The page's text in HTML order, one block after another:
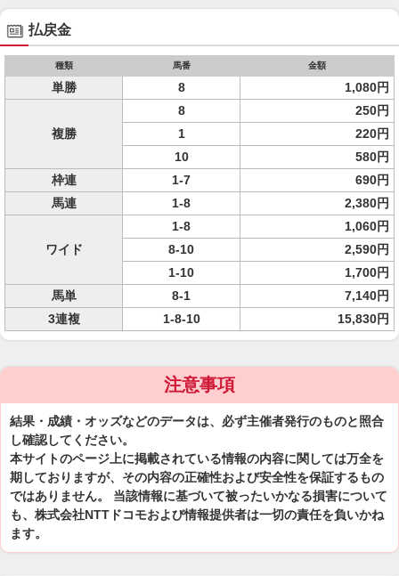
払戻金
種類 馬番 金額
単勝 8 1,080円
複勝
8
250円
1
220円
10
580円
枠連
1-7
690円
馬連
1-8 2,380円
ワイド
1-8
1,060円
8-10
2,590円
1-10
1,700円
馬単
8-1
7,140円
3連複
1-8-10 15,830円
注意事項
結果・成績・オッズなどのデータは、必ず主催者発行のものと照合
し確認してください。
本サイトのページ上に掲載されている情報の内容に関しては万全を
期しておりますが、その内容の正確性および安全性を保証するもの
ではありません。 当該情報に基づいて被ったいかなる損害について
も、株式会社NTTドコモおよび情報提供者は一切の責任を負いかね
ます。